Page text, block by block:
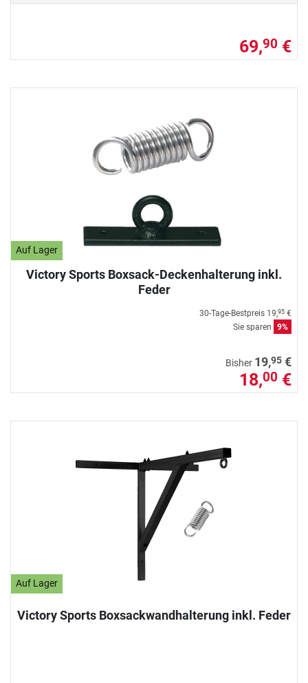
69,90 €
Auf Lager
Victory Sports Boxsack-Deckenhalterung inkl.
Feder
30-Tage-Bestpreis 19,95 €
Sie sparen
9%
Bisher 19,95 €
18,00 €
Auf Lager
Victory Sports Boxsackwandhalterung inkl. Feder